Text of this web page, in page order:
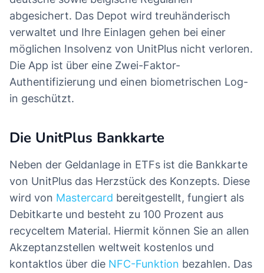
abgesichert. Das Depot wird treuhänderisch
verwaltet und Ihre Einlagen gehen bei einer
möglichen Insolvenz von UnitPlus nicht verloren.
Die App ist über eine Zwei-Faktor-
Authentifizierung und einen biometrischen Log-
in geschützt.
Die UnitPlus Bankkarte
Neben der Geldanlage in ETFs ist die Bankkarte
von UnitPlus das Herzstück des Konzepts. Diese
wird von Mastercard bereitgestellt, fungiert als
Debitkarte und besteht zu 100 Prozent aus
recyceltem Material. Hiermit können Sie an allen
Akzeptanzstellen weltweit kostenlos und
kontaktlos über die NFC-Funktion bezahlen. Das